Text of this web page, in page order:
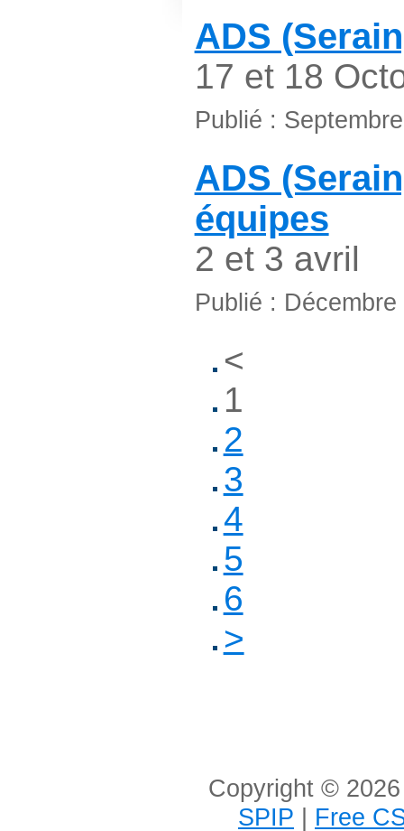
ADS
17 et 18
Publié :
ADS
équipes
2 et 3 avril
Publié : Décembre
<
1
2
3
4
5
6
>
Copyright ©
SPIP | Free